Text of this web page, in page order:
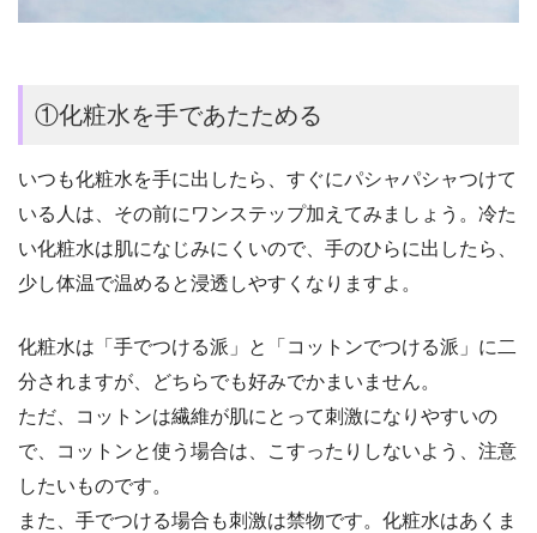
①化粧水を手であたためる
いつも化粧水を手に出したら、すぐにパシャパシャつけて
いる人は、その前にワンステップ加えてみましょう。 冷た
い化粧水は肌になじみにくいので、手のひらに出したら、
少し体温で温めると浸透しやすくなりますよ。
化粧水は「手でつける派」と「コットンでつける派」に二
分されますが、どちらでも好みでかまいません。
ただ、コットンは繊維が肌にとって刺激になりやすいの
で、コットンと使う場合は、こすったりしないよう、注意
したいものです。
また、手でつける場合も刺激は禁物です。化粧水はあくま